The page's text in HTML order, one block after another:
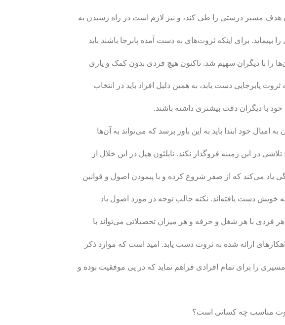
هدف مسیر درستی را طی کند، و نیز لازم است در راه رسیدن به
بپیماید. برای اینکه ثروت‌های به دست آمده پابرجا باشند باید
را با دیگران سهیم شد. تاکنون هیچ فردی بدون کمک و یاری
ثروت پابرجایی دست یابد، به همین دلیل افراد باید در انتخاب
با دیگران دقت بیشتری داشته باشند.
امیال خود ابتدا باید به این باور برسد که می­‌تواند به آن‌ها
در این زمینه فروگذار نکند. ناپلئون هیل در این خلال از
یاد می‌کند که از صفر شروع کرده و با پیمودن اصول و قوانین
خویش دست یافته‌­اند. نکته جالب توجه در مورد اصول یاد
فردی با هر شغل و حرفه و هر میزان تحصیلاتی می­‌تواند با
ارائه شده به ثروت دست یابد. امید است که موارد ذکر
را برای تمام افرادی فراهم نماید که در پی موفقیت بوده و
مناسب چه کسانی است؟